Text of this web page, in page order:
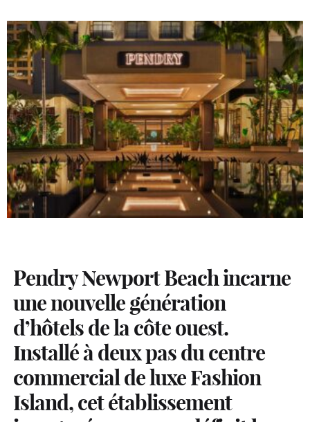
Pendry Newport Beach incarne
une nouvelle génération
d’hôtels de la côte ouest.
Installé à deux pas du centre
commercial de luxe Fashion
Island, cet établissement